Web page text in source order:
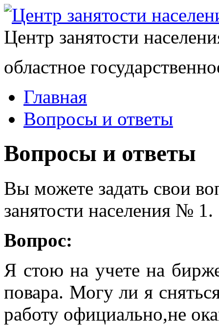
Центр занятости
областное
Главная
Вопросы и ответы
Вопросы и ответы
Вы можете задать свои
занятости населения № 1.
Вопрос:
Я стою на учете на
повара. Могу ли я
работу официально,не